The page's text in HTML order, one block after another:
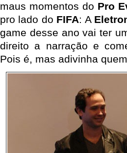
maus momentos do Pro
pro lado do FIFA: A
game desse ano vai ter
direito a narração e
Pois é, mas adivinha